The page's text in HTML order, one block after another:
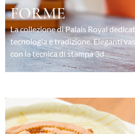
FORME
La collezione di Palais Royal
tecnologia e tradizione. Eleganti
con la tecnica di stampa 3d